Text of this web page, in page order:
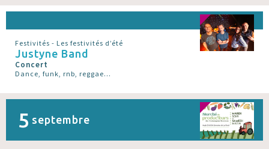
Festivités - Les festivités d’été
Justyne Band
Concert
Dance, funk, rnb, reggae...
5 septembre